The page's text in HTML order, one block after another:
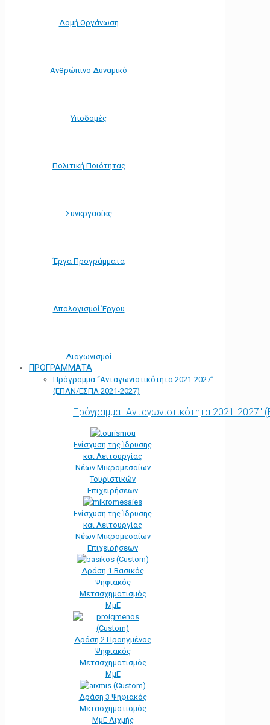
Δομή Οργάνωση
Ανθρώπινο Δυναμικό
Υποδομές
Πολιτική Ποιότητας
Συνεργασίες
Έργα Προγράμματα
Απολογισμοί Έργου
Διαγωνισμοί
ΠΡΟΓΡΑΜΜΑΤΑ
Πρόγραμμα “Ανταγωνιστικότητα 2021-2027”
(ΕΠΑΝ/ΕΣΠΑ 2021-2027)
Πρόγραμμα "Ανταγωνιστικότητα 2021-
Ενίσχυση της Ίδρυσης
και Λειτουργίας
Νέων Μικρομεσαίων
Τουριστικών
Επιχειρήσεων
Ενίσχυση της Ίδρυσης
και Λειτουργίας
Νέων Μικρομεσαίων
Επιχειρήσεων
Δράση 1 Βασικός
Ψηφιακός
Μετασχηματισμός
ΜμΕ
Δράση 2 Προηγμένος
Ψηφιακός
Μετασχηματισμός
ΜμΕ
Δράση 3 Ψηφιακός
Μετασχηματισμός
ΜμΕ Αιχμής